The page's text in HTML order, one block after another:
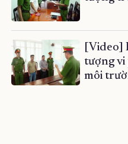
[Video]
tượng vi
môi